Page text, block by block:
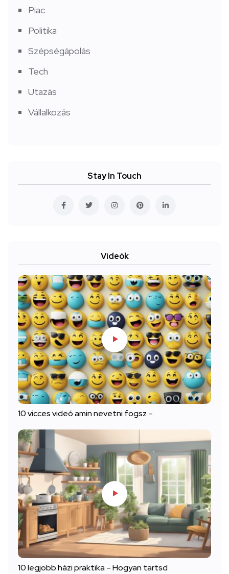
Piac
Politika
Szépségápolás
Tech
Utazás
Vállalkozás
Stay In Touch
Videók
10 vicces videó amin nevetni fogsz –
10 legjobb házi praktika – Hogyan tartsd